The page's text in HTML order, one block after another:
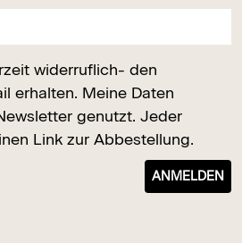
widerruflich- den
erhalten. Meine Daten
genutzt. Jeder
Link zur Abbestellung.